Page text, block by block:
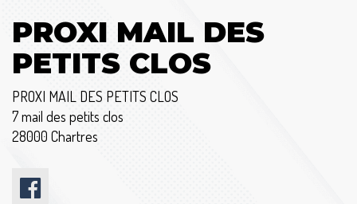
PROXI MAIL DES
PETITS CLOS
PROXI MAIL DES PETITS CLOS
7 mail des petits clos
28000 Chartres